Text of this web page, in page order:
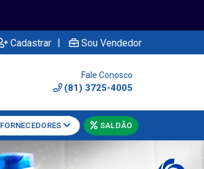
Cadastrar | Sou Vendedor
Fale Conosco
(81) 3725-4005
FORNECEDORES SALDÃO